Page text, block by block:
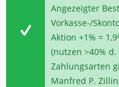
Angezeigter
Vorkasse-/
Aktion +1% =
(nutzen >40%
Zahlungsarten
Manfred P.